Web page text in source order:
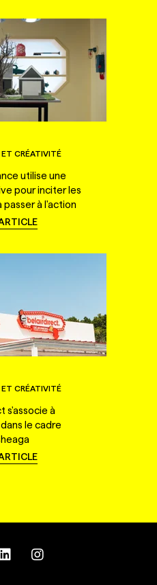
CRÉATIVITÉ
utilise une
pour inciter les
passer à l'action
CRÉATIVITÉ
s'associe à
le cadre